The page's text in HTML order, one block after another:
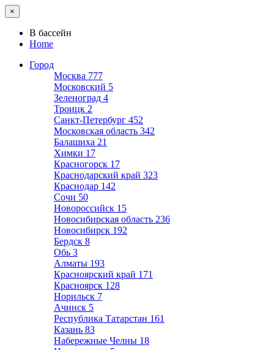
×
В бассейн
Home
Город
Москва 777
Московский 5
Зеленоград 4
Троицк 2
Санкт-Петербург 452
Московская область 342
Балашиха 21
Химки 17
Красногорск 17
Краснодарский край 323
Краснодар 142
Сочи 50
Новороссийск 15
Новосибирская область 236
Новосибирск 192
Бердск 8
Обь 3
Алматы 193
Красноярский край 171
Красноярск 128
Норильск 7
Ачинск 5
Республика Татарстан 161
Казань 83
Набережные Челны 18